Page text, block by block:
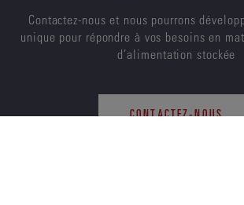
Contactez-nous et nous pourrons
unique pour répondre à vos besoins en
d’alimentation stockée
CONTACTEZ-NOUS